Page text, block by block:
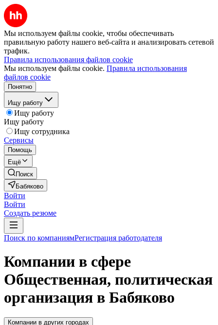
Мы используем файлы cookie, чтобы обеспечивать
правильную работу нашего веб-сайта и анализировать сетевой
трафик.
Правила использования файлов cookie
Мы используем файлы cookie. Правила использования
файлов cookie
Понятно
Ищу работу
Ищу работу
Ищу работу
Ищу сотрудника
Сервисы
Помощь
Ещё
Поиск
Бабяково
Войти
Войти
Создать резюме
Поиск по компаниямРегистрация работодателя
Компании в сфере
Общественная, политическая
организация в Бабяково
Компании в других городах